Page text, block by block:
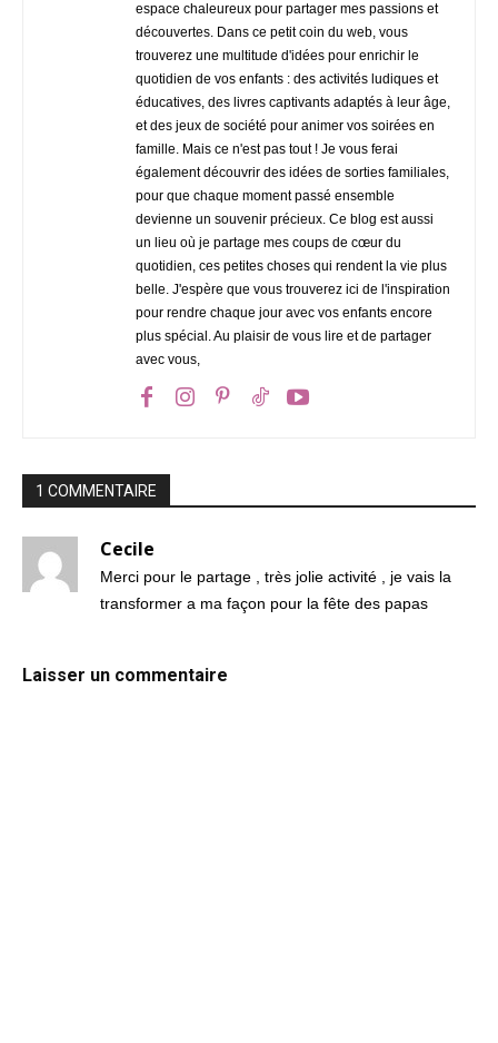
espace chaleureux pour partager mes passions et
découvertes. Dans ce petit coin du web, vous
trouverez une multitude d'idées pour enrichir le
quotidien de vos enfants : des activités ludiques et
éducatives, des livres captivants adaptés à leur âge,
et des jeux de société pour animer vos soirées en
famille. Mais ce n'est pas tout ! Je vous ferai
également découvrir des idées de sorties familiales,
pour que chaque moment passé ensemble
devienne un souvenir précieux. Ce blog est aussi
un lieu où je partage mes coups de cœur du
quotidien, ces petites choses qui rendent la vie plus
belle. J'espère que vous trouverez ici de l'inspiration
pour rendre chaque jour avec vos enfants encore
plus spécial. Au plaisir de vous lire et de partager
avec vous,
1 COMMENTAIRE
Cecile
Merci pour le partage , très jolie activité , je vais la
transformer a ma façon pour la fête des papas
Laisser un commentaire